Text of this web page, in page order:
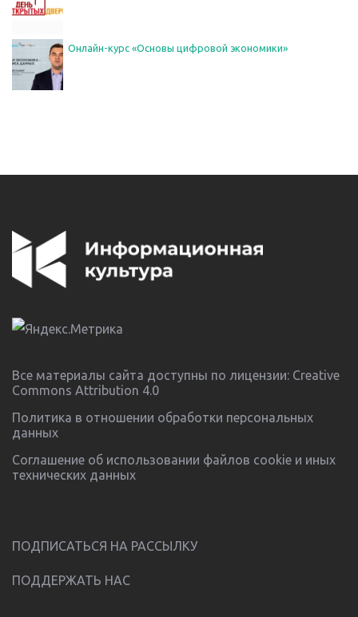
Онлайн-курс «Основы цифровой экономики»
Все материалы сайта доступны по лицензии: Creative
Commons Attribution 4.0
Политика в отношении обработки персональных
данных
Соглашение об использовании файлов cookie и иных
технических данных
ПОДПИСАТЬСЯ НА РАССЫЛКУ
ПОДДЕРЖАТЬ НАС